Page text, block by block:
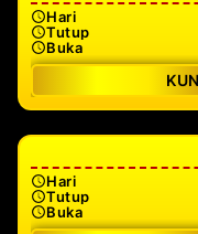
Hari
Tutup
Buka
Hari
Tutup
Buka